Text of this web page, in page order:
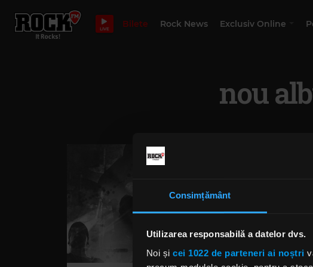
Consimțământ
Utilizarea responsabilă a datelor dvs.
Noi și cei 1022 de parteneri ai noștri
LIVE Bilete Rock News Exclusiv Online
nou